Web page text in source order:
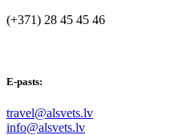
(+371) 28 45 45 46
E-pasts:
travel@alsvets.lv
info@alsvets.lv